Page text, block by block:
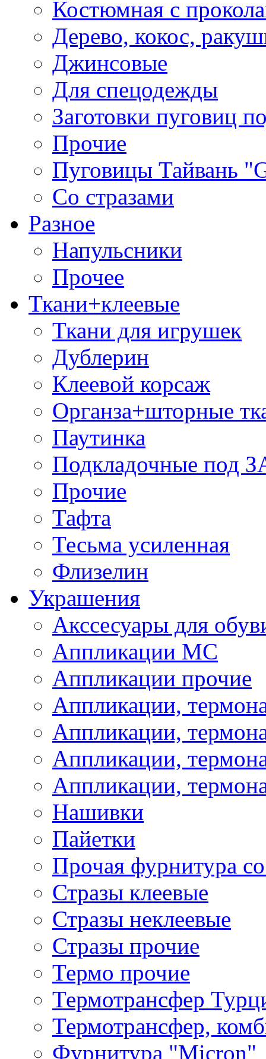
Костюмная с
Дерево, кокос,
Джинсовые
Для спецодежды
Заготовки пуговиц
Прочие
Пуговицы Тайвань
Со стразами
Разное
Напульсники
Прочее
Ткани+клеевые
Ткани для игрушек
Дублерин
Клеевой корсаж
Органза+шторные
Паутинка
Подкладочные под
Прочие
Тафта
Тесьма усиленная
Флизелин
Украшения
Акссесуары для
Аппликации МС
Аппликации прочие
Аппликации,
Аппликации,
Аппликации,
Аппликации,
Нашивки
Пайетки
Прочая фурнитура
Стразы клеевые
Стразы неклеевые
Стразы прочие
Термо прочие
Термотрансфер
Термотрансфер,
Фурнитура "Micron"